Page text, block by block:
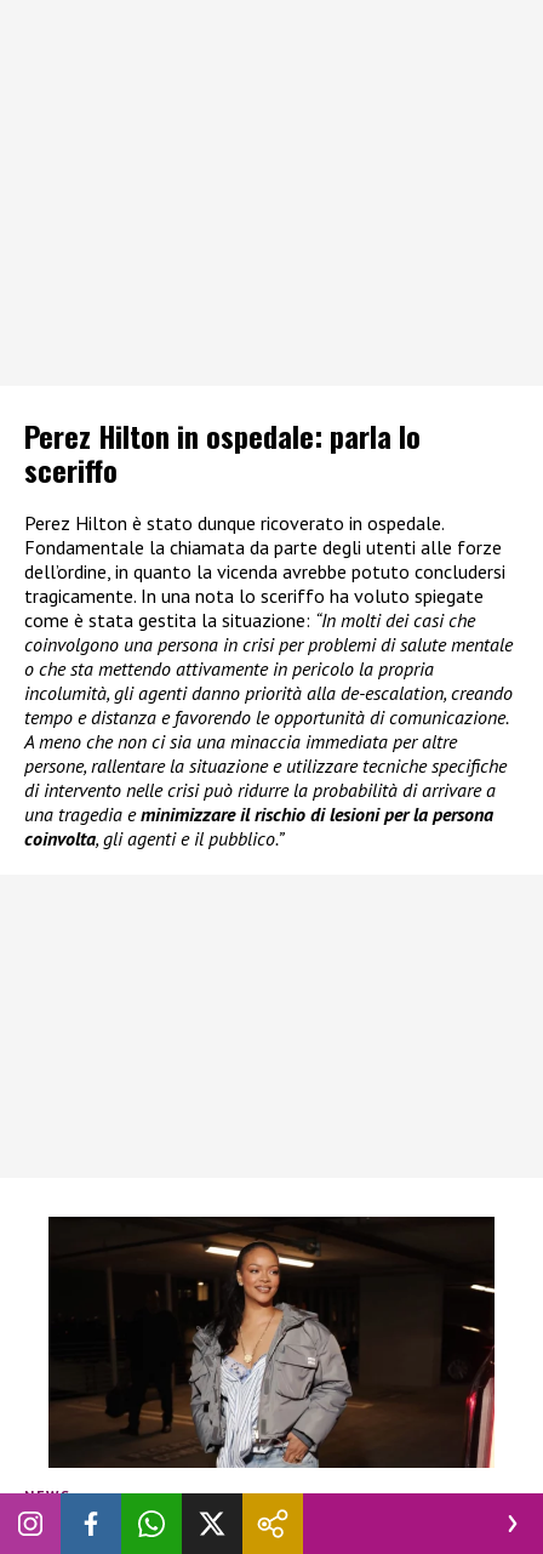
Perez Hilton in ospedale: parla lo
sceriffo
Perez Hilton è stato dunque ricoverato in ospedale.
Fondamentale la chiamata da parte degli utenti alle forze
dell’ordine, in quanto la vicenda avrebbe potuto concludersi
tragicamente. In una nota lo sceriffo ha voluto spiegate
come è stata gestita la situazione: “In molti dei casi che
coinvolgono una persona in crisi per problemi di salute mentale
o che sta mettendo attivamente in pericolo la propria
incolumità, gli agenti danno priorità alla de-escalation, creando
tempo e distanza e favorendo le opportunità di comunicazione.
A meno che non ci sia una minaccia immediata per altre
persone, rallentare la situazione e utilizzare tecniche specifiche
di intervento nelle crisi può ridurre la probabilità di arrivare a
una tragedia eminimizzare il rischio di lesioni per la persona
coinvolta, gli agenti e il pubblico.”
NEWS
Perchè tutti parlano del ritorno